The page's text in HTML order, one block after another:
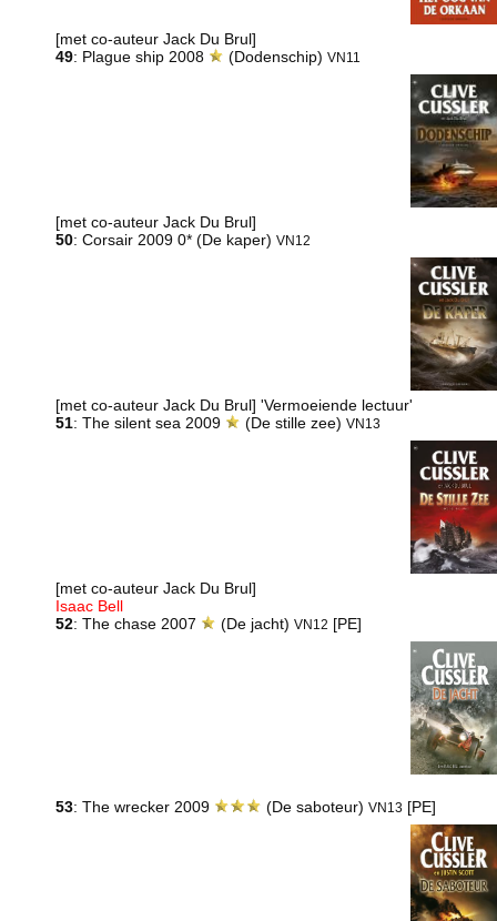
[met co-auteur Jack Du Brul]
49: Plague ship 2008 (Dodenschip)VN11
[met co-auteur Jack Du Brul]
50: Corsair 2009 0* (De kaper) VN12
[met co-auteur Jack Du Brul] 'Vermoeiende lectuur'
51: The silent sea 2009 (De stille zee)VN13
[met co-auteur Jack Du Brul]
Isaac Bell
52: The chase 2007 (De jacht)VN12 [PE]
53: The wrecker 2009 (De saboteur)VN13 [PE]